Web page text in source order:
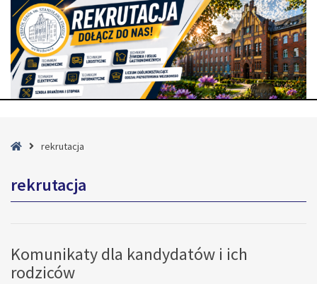
Stronarekrutacja
rekrutacja
Komunikaty dla kandydatów i ich
rodziców